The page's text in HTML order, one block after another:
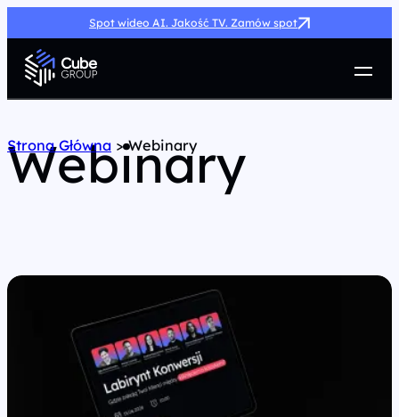
Spot wideo AI. Jakość TV. Zamów spot
Jak możemy pomóc
Case Study
Marketing Hub
Strona Główna >Webinary
Webinary